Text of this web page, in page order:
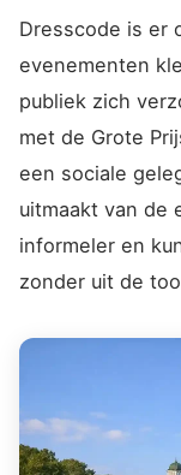
Dresscode is er
evenementen
publiek zich
met de Grote
een sociale
uitmaakt van de
informeler en
zonder uit de